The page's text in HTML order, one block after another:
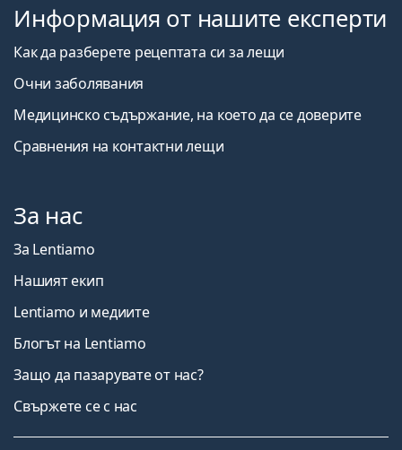
Информация от нашите експерти
Как да разберете рецептата си за лещи
Очни заболявания
Медицинско съдържание, на което да се доверите
Сравнения на контактни лещи
За нас
За Lentiamo
Нашият екип
Lentiamo и медиите
Блогът на Lentiamo
Защо да пазарувате от нас?
Свържете се с нас